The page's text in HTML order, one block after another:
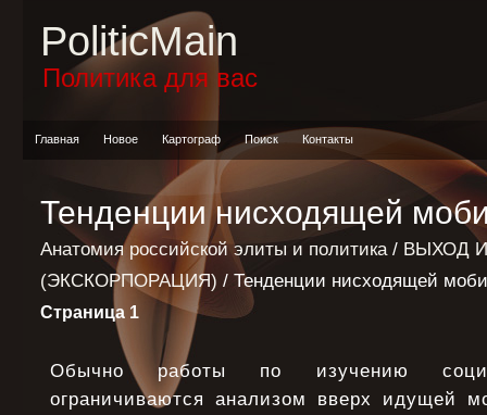
PoliticMain
Политика для вас
Главная Новое Картограф Поиск Контакты
Тенденции нисходящей
Анатомия российской элиты и политика/ ВЫХОД
(ЭКСКОРПОРАЦИЯ) / Тенденции нисходящей
Страница 1
Обычно работы по изучению
ограничиваются анализом вверх идущей